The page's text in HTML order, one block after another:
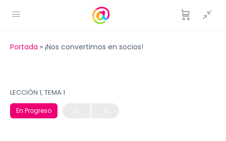
Portada » ¡Nos convertimos en socios!
LECCIÓN 1, TEMA 1
En Progreso